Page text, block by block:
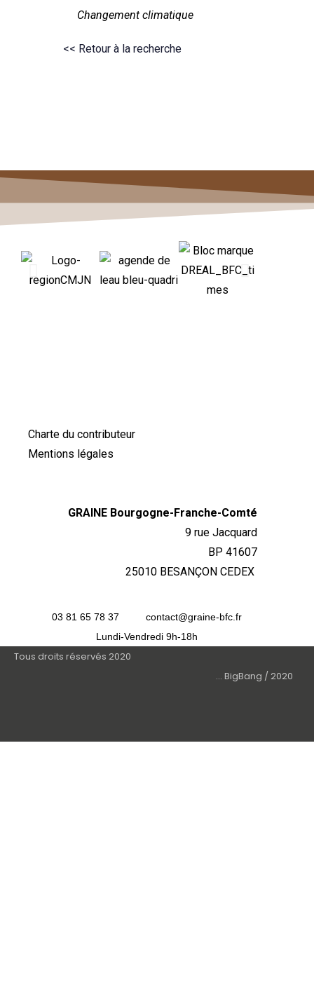
Changement climatique
<< Retour à la recherche
Charte du contributeur
Mentions légales
GRAINE Bourgogne-Franche-Comté
9 rue Jacquard
BP 41607
25010 BESANÇON CEDEX
03 81 65 78 37
contact@graine-bfc.fr
Lundi-Vendredi 9h-18h
Tous droits réservés 2020
... BigBang / 2020